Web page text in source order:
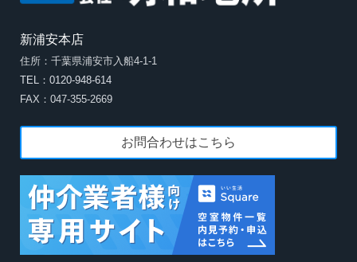
新浦安本店
住所：千葉県浦安市入船4-1-1
TEL：0120-948-614
FAX：047-355-2669
お問合わせはこちら